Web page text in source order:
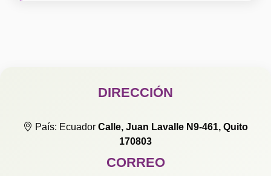
DIRECCIÓN
País: Ecuador Calle, Juan Lavalle N9-461, Quito
170803
CORREO